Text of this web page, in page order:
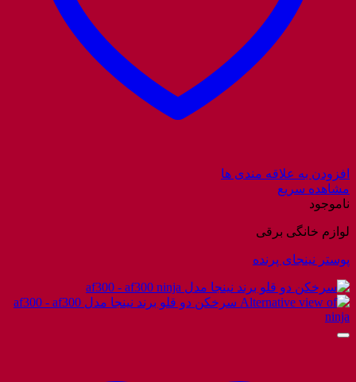
افزودن به علاقه مندی ها
مشاهده سریع
ناموجود
لوازم خانگی برقی
پوستر نینجای پرنده